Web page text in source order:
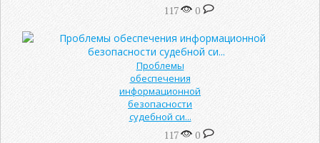
117 0
Проблемы
обеспечения
информационной
безопасности
судебной си...
117 0